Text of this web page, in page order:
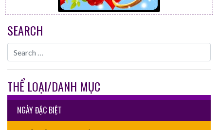
SEARCH
THỂ LOẠI/DANH MỤC
NGÀY ĐẶC BIỆT